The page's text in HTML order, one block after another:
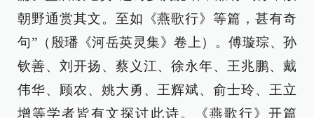
朝野通赏其文。至如《燕歌行》等篇，甚有奇
句”（殷璠《河岳英灵集》卷上）。傅璇琮、孙
钦善、刘开扬、蔡义江、徐永年、王兆鹏、戴
伟华、顾农、姚大勇、王辉斌、俞士玲、王立
增等学者皆有文探讨此诗。《燕歌行》开篇